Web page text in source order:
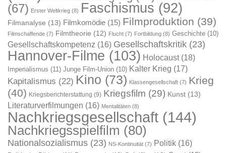
(67) Erster Weltkrieg (8) Faschismus (92)
Filmanalyse (13) Filmkomödie (15) Filmproduktion (39)
Filmschaffende (7) Filmtheorie (12) Flucht (7) Fortbildung (8) Geschichte (10)
Gesellschaftskompetenz (16) Gesellschaftskritik (23)
Hannover-Filme (103) Holocaust(18)
Imperialismus (11) Junge Film-Union (10) Kalter Krieg (17)
Kapitalismus (22) Kino (73) Klassengesellschaft (7) Krieg
(40) Kriegsberichterstattung (9) Kriegsfilm (29) Kunst (13)
Literaturverfilmungen (16) Mentalitäten (8)
Nachkriegsgesellschaft (144)
Nachkriegsspielfilm (80)
Nationalsozialismus (23) NS-Kontinuität (7) Politik (16)